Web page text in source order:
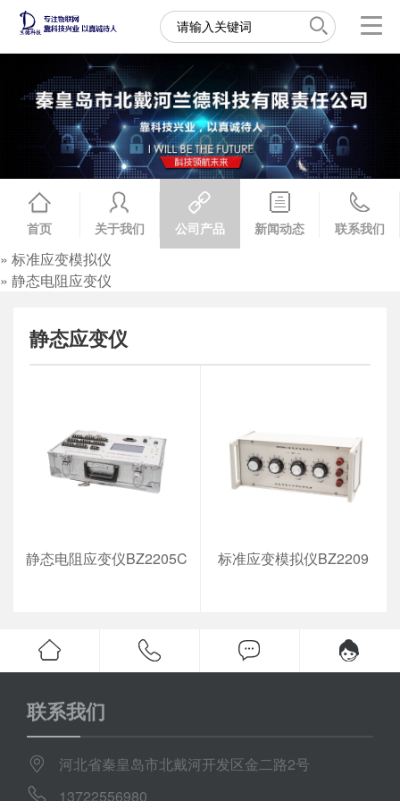
首页 关于我们 公司产品 新闻动态 联系我们
» 标准应变模拟仪
» 静态电阻应变仪
静态应变仪
静态电阻应变仪BZ2205C 标准应变模拟仪BZ2209
联系我们
河北省秦皇岛市北戴河开发区金二路2号
13722556980